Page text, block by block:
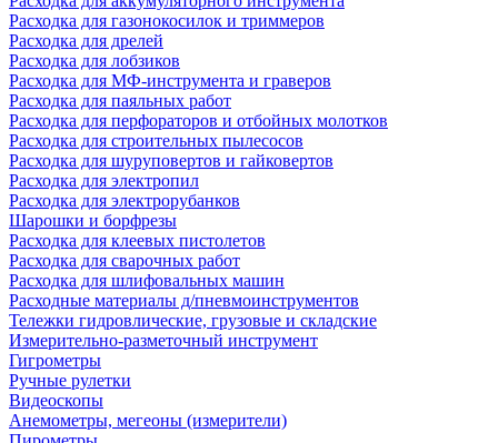
Расходка для газонокосилок и триммеров
Расходка для дрелей
Расходка для лобзиков
Расходка для МФ-инструмента и граверов
Расходка для паяльных работ
Расходка для перфораторов и отбойных молотков
Расходка для строительных пылесоcов
Расходка для шуруповертов и гайковертов
Расходка для электропил
Расходка для электрорубанков
Шарошки и борфрезы
Расходка для клеевых пистолетов
Расходка для сварочных работ
Расходка для шлифовальных машин
Расходные материалы д/пневмоинструментов
Тележки гидровлические, грузовые и складские
Измерительно-разметочный инструмент
Гигрометры
Ручные рулетки
Видеоскопы
Анемометры, мегеоны (измерители)